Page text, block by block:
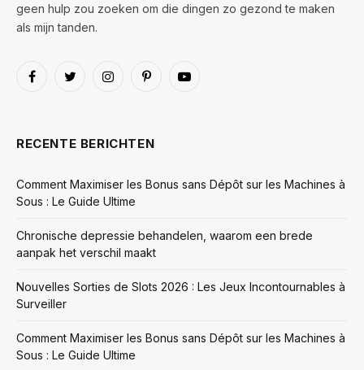
geen hulp zou zoeken om die dingen zo gezond te maken
als mijn tanden.
FacebookTwitterInstagramPinterestYouTube
RECENTE BERICHTEN
Comment Maximiser les Bonus sans Dépôt sur les Machines à
Sous : Le Guide Ultime
Chronische depressie behandelen, waarom een brede
aanpak het verschil maakt
Nouvelles Sorties de Slots 2026 : Les Jeux Incontournables à
Surveiller
Comment Maximiser les Bonus sans Dépôt sur les Machines à
Sous : Le Guide Ultime